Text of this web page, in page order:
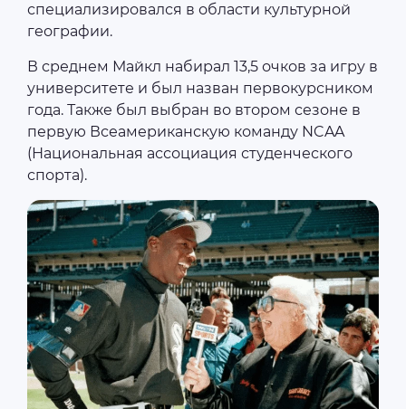
специализировался в области культурной
географии.
В среднем Майкл набирал 13,5 очков за игру в
университете и был назван первокурсником
года. Также был выбран во втором сезоне в
первую Всеамериканскую команду NCAA
(Национальная ассоциация студенческого
спорта).